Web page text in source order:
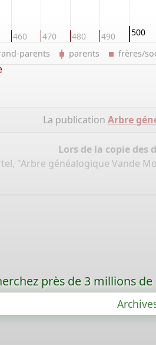
460 470 480 490 500
parents parents frères/
La publication Arbre
Lors de la copie
"Arbre généalogique Vande
près de 3 millions